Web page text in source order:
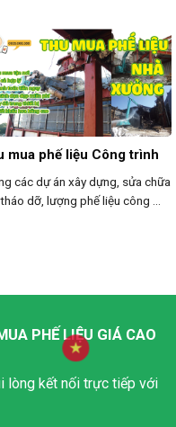
mua phế liệu Công trình
các dự án xây dựng, sửa chữa
dỡ, lượng phế liệu công ...
PHẾ LIỆU GIÁ CAO
lòng kết nối trực tiếp với